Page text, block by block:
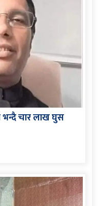
भन्दै चार लाख घुस